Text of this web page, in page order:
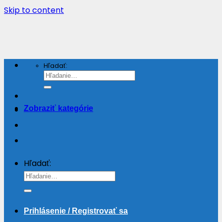
Skip to content
Hľadať:
Prihlásenie / Registrovať sa
Hľadať:
Zobraziť kategórie